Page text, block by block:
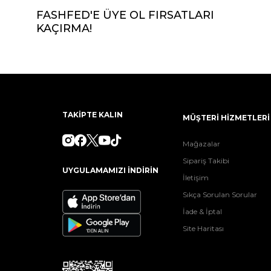
FASHFED'E ÜYE OL FIRSATLARI
KAÇIRMA!
TAKİPTE KALIN
UYGULAMAMIZI İNDİRİN
MÜŞTERİ HİZMETLERİ
Mağazalar
Sipariş Takibi
İletişim
Sıkça Sorulan Sorular
İade & İptal
Site Haritası